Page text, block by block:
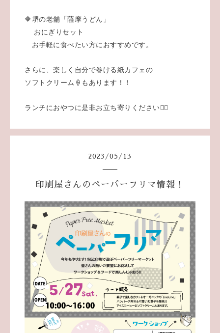
🔶堺の老舗「薩摩うどん」
おにぎりセット
お手軽に食べたい方におすすめです。
さらに、楽しく自分で巻ける紙カフェの
ソフトクリーム🍦もあります！！
ランチにおやつに是非お立ち寄りください💁‍♀️
2023 /05 / 13
印刷屋さんのペーパーフリマ情報！